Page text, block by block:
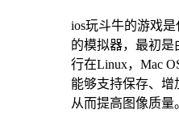
ios玩斗牛的游戏
的模拟器，最初是
行在Linux，Mac
能够支持保存、增
从而提高图像质